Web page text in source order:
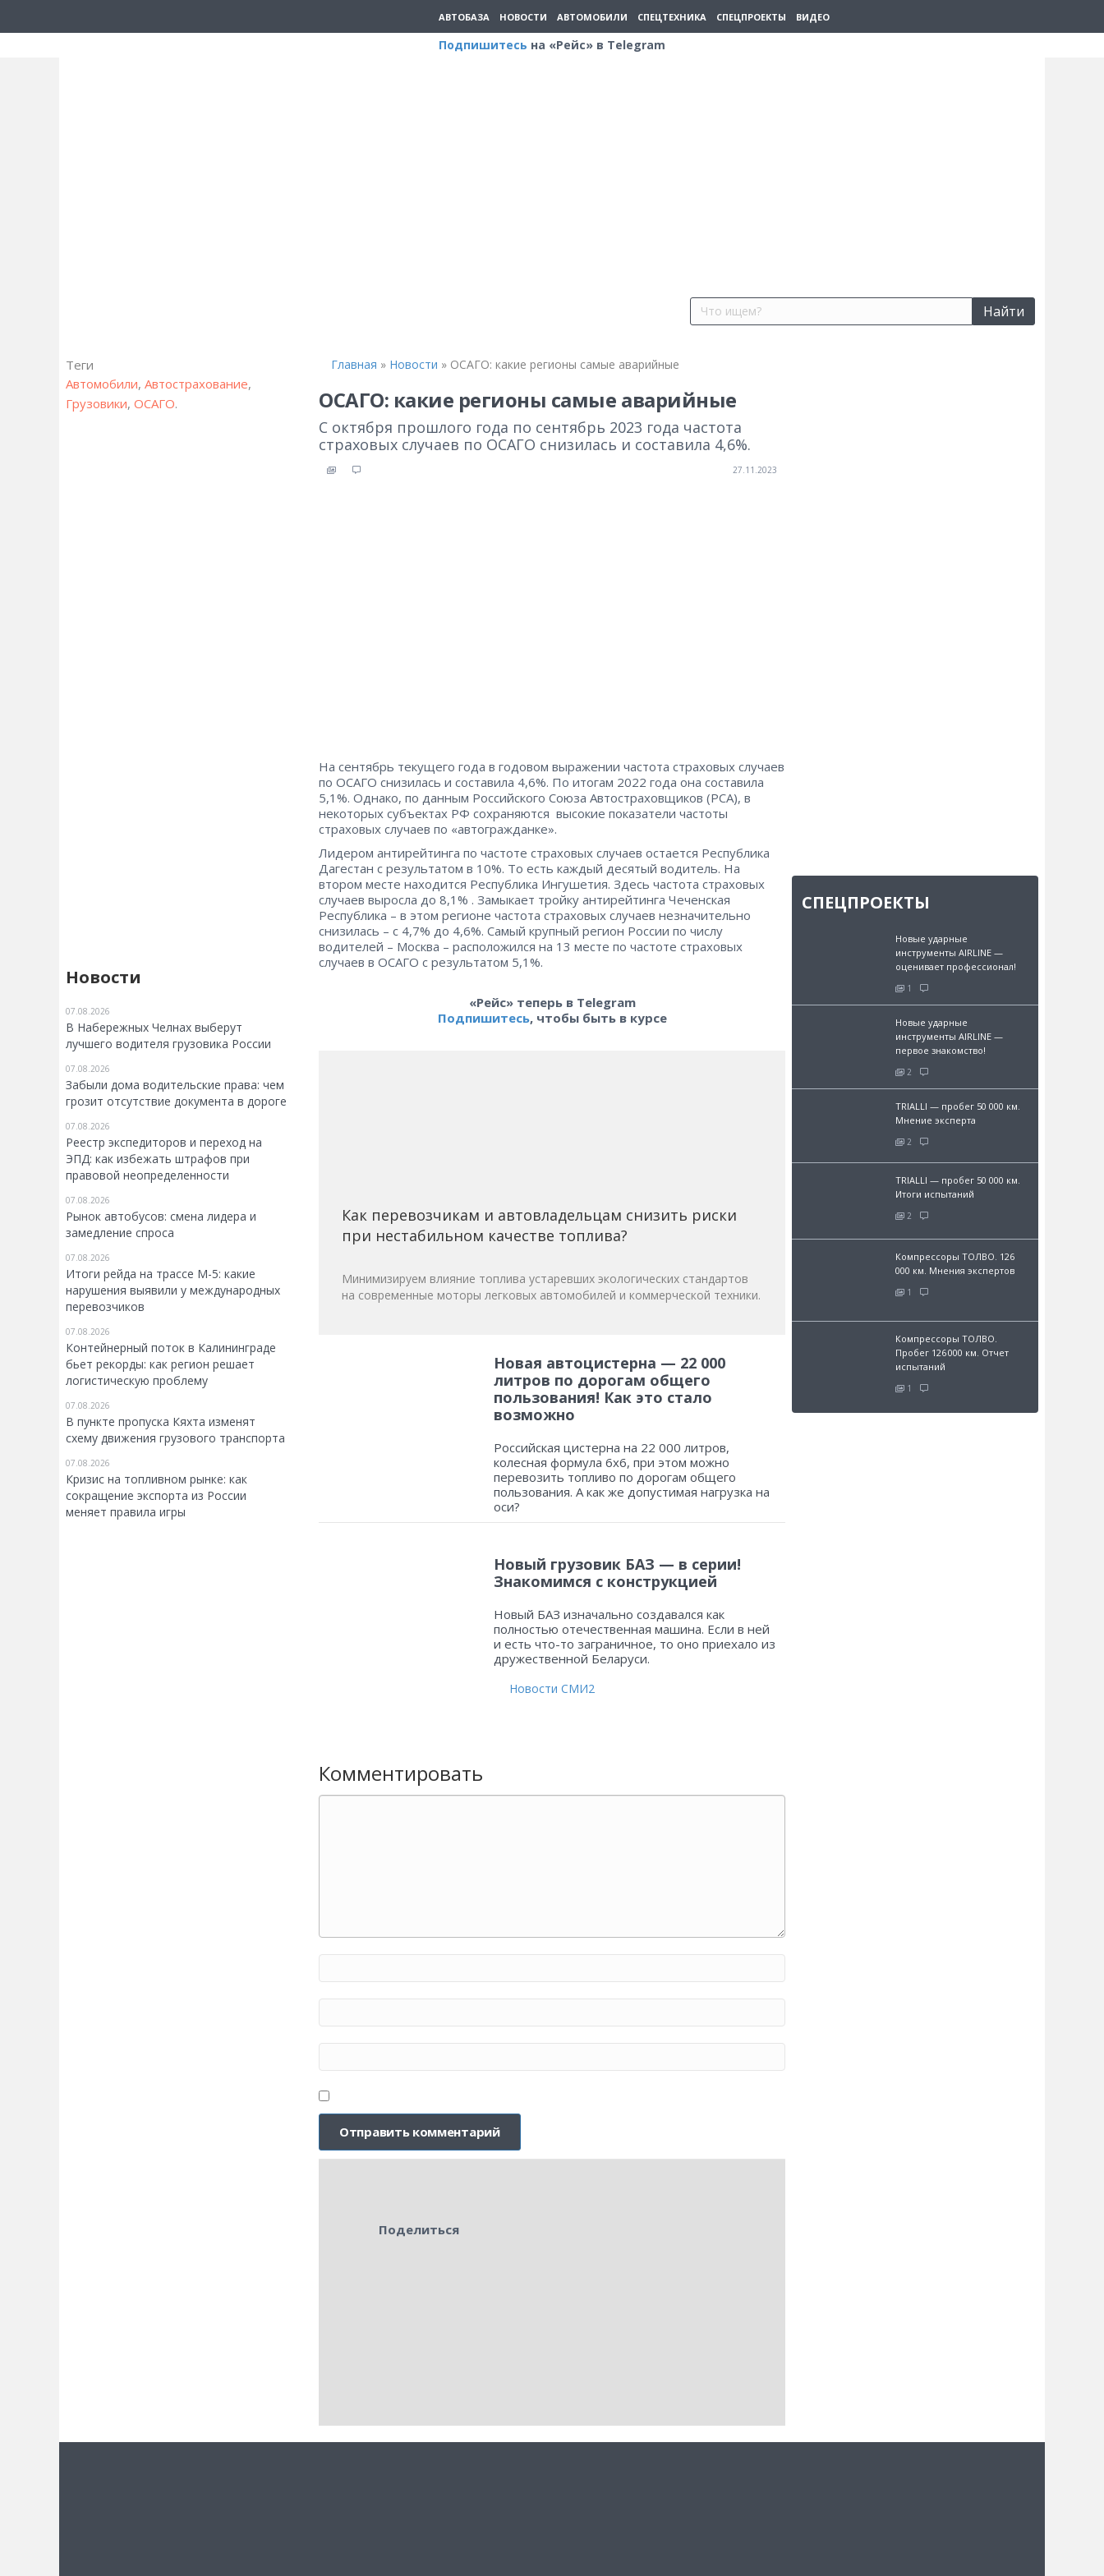
АВТОБАЗА НОВОСТИ АВТОМОБИЛИ СПЕЦТЕХНИКА СПЕЦПРОЕКТЫ ВИДЕО
Подпишитесь на «Рейс» в Telegram
Найти
Теги
Автомобили, Автострахование,
Грузовики, ОСАГО.
Новости
07.08.2026
В Набережных Челнах выберут
лучшего водителя грузовика России
07.08.2026
Забыли дома водительские права: чем
грозит отсутствие документа в дороге
07.08.2026
Реестр экспедиторов и переход на
ЭПД: как избежать штрафов при
правовой неопределенности
07.08.2026
Рынок автобусов: смена лидера и
замедление спроса
07.08.2026
Итоги рейда на трассе М-5: какие
нарушения выявили у международных
перевозчиков
07.08.2026
Контейнерный поток в Калининграде
бьет рекорды: как регион решает
логистическую проблему
07.08.2026
В пункте пропуска Кяхта изменят
схему движения грузового транспорта
07.08.2026
Кризис на топливном рынке: как
сокращение экспорта из России
меняет правила игры
Главная » Новости » ОСАГО: какие регионы самые аварийные
ОСАГО: какие регионы самые аварийные
С октября прошлого года по сентябрь 2023 года частота
страховых случаев по ОСАГО снизилась и составила 4,6%.
27.11.2023
На сентябрь текущего года в годовом выражении частота страховых случаев
по ОСАГО снизилась и составила 4,6%. По итогам 2022 года она составила
5,1%. Однако, по данным Российского Союза Автостраховщиков (РСА), в
некоторых субъектах РФ сохраняются высокие показатели частоты
страховых случаев по «автогражданке».
Лидером антирейтинга по частоте страховых случаев остается Республика
Дагестан с результатом в 10%. То есть каждый десятый водитель. На
втором месте находится Республика Ингушетия. Здесь частота страховых
случаев выросла до 8,1% . Замыкает тройку антирейтинга Чеченская
Республика – в этом регионе частота страховых случаев незначительно
снизилась – с 4,7% до 4,6%. Самый крупный регион России по числу
водителей – Москва – расположился на 13 месте по частоте страховых
случаев в ОСАГО с результатом 5,1%.
«Рейс» теперь в Telegram
Подпишитесь, чтобы быть в курсе
Как перевозчикам и автовладельцам снизить риски
при нестабильном качестве топлива?
Минимизируем влияние топлива устаревших экологических стандартов
на современные моторы легковых автомобилей и коммерческой техники.
Новая автоцистерна — 22 000
литров по дорогам общего
пользования! Как это стало
возможно
Российская цистерна на 22 000 литров,
колесная формула 6х6, при этом можно
перевозить топливо по дорогам общего
пользования. А как же допустимая нагрузка на
оси?
Новый грузовик БАЗ — в серии!
Знакомимся с конструкцией
Новый БАЗ изначально создавался как
полностью отечественная машина. Если в ней
и есть что-то заграничное, то оно приехало из
дружественной Беларуси.
Новости СМИ2
Комментировать
Поделиться
СПЕЦПРОЕКТЫ
Новые ударные
инструменты AIRLINE —
оценивает профессионал!
1
Новые ударные
инструменты AIRLINE —
первое знакомство!
2
TRIALLI — пробег 50 000 км.
Мнение эксперта
2
TRIALLI — пробег 50 000 км.
Итоги испытаний
2
Компрессоры ТОЛВО. 126
000 км. Мнения экспертов
1
Компрессоры ТОЛВО.
Пробег 126 000 км. Отчет
испытаний
1